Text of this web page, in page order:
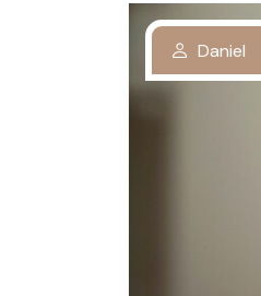
Daniel